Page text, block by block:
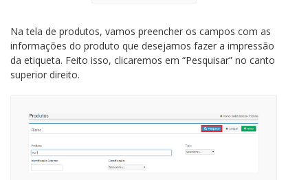
Na tela de produtos, vamos preencher os campos com as
informações do produto que desejamos fazer a impressão
da etiqueta. Feito isso, clicaremos em “Pesquisar” no canto
superior direito.